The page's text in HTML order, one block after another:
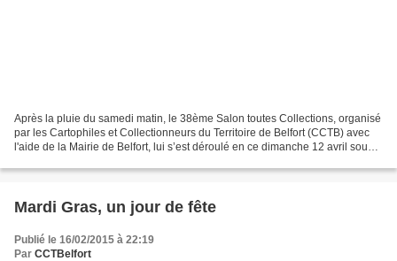
Après la pluie du samedi matin, le 38ème Salon toutes Collections, organisé
par les Cartophiles et Collectionneurs du Territoire de Belfort (CCTB) avec
l'aide de la Mairie de Belfort, lui s’est déroulé en ce dimanche 12 avril sous
Mardi Gras, un jour de fête
Publié le 16/02/2015 à 22:19
Par CCTBelfort